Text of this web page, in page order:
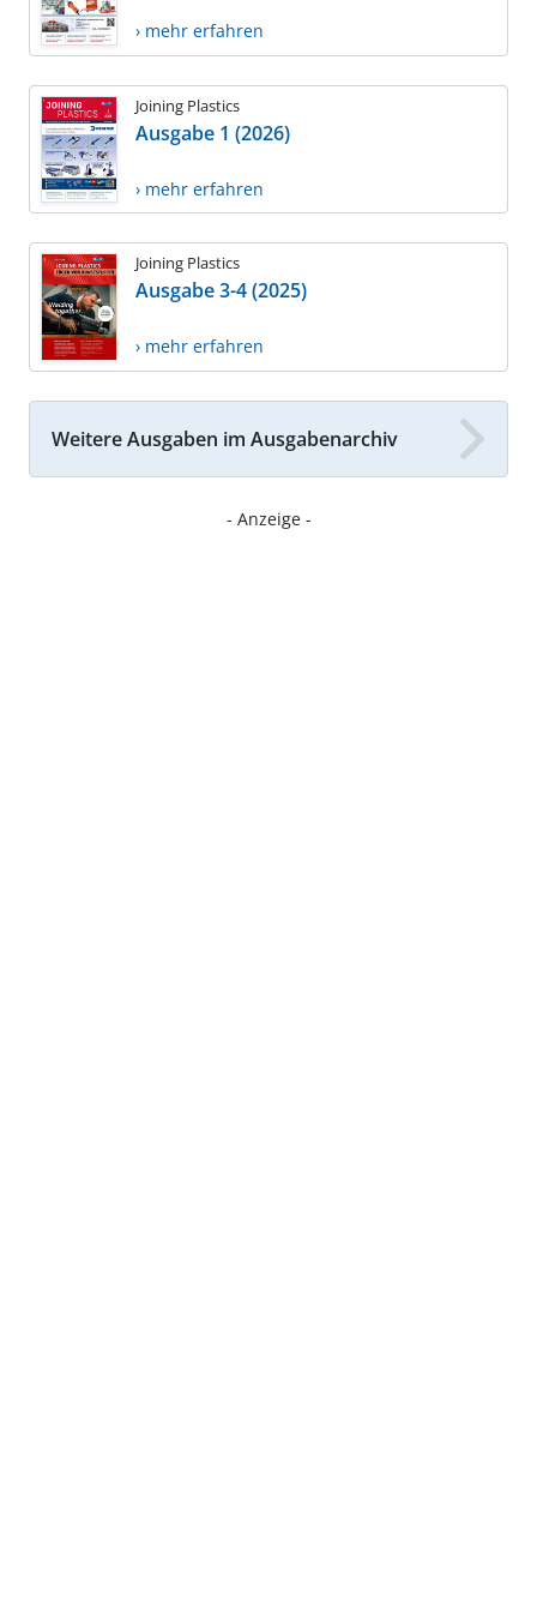
› mehr erfahren
Joining Plastics
Ausgabe 1 (2026)
› mehr erfahren
Joining Plastics
Ausgabe 3-4 (2025)
› mehr erfahren
Weitere Ausgaben im Ausgabenarchiv
- Anzeige -